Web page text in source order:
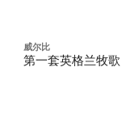
威尔比
第一套英格兰牧歌